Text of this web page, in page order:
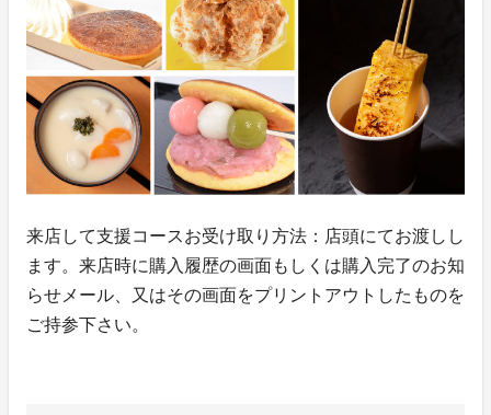
来店して支援コースお受け取り方法：店頭にてお渡しし
ます。来店時に購入履歴の画面もしくは購入完了のお知
らせメール、又はその画面をプリントアウトしたものを
ご持参下さい。